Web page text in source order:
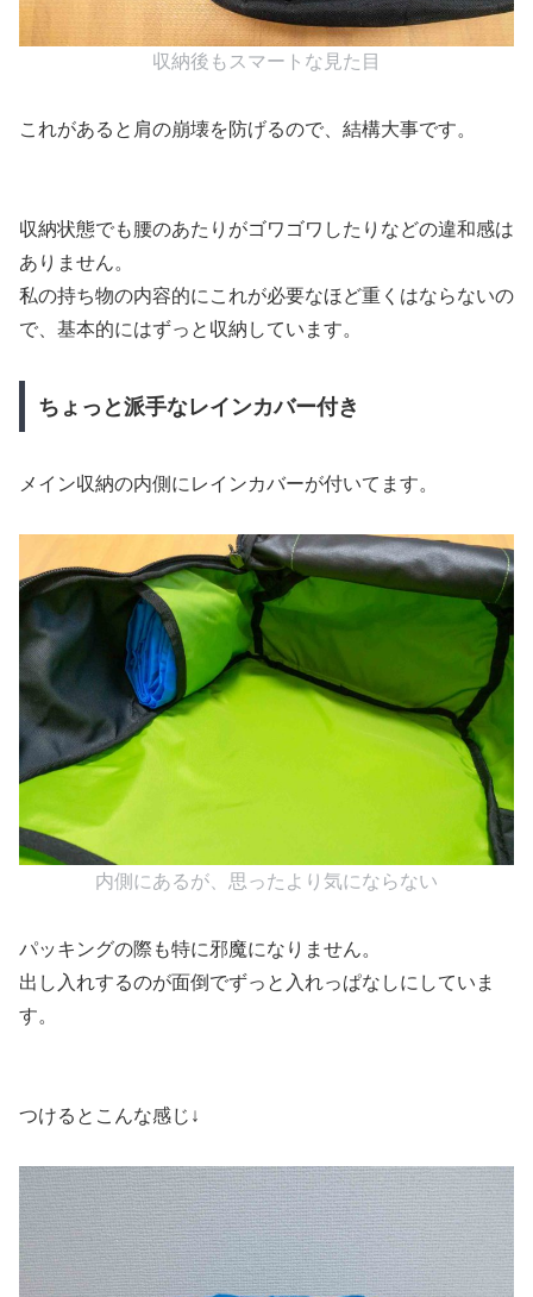
収納後もスマートな見た目
これがあると肩の崩壊を防げるので、結構大事です。
収納状態でも腰のあたりがゴワゴワしたりなどの違和感は
ありません。
私の持ち物の内容的にこれが必要なほど重くはならないの
で、基本的にはずっと収納しています。
ちょっと派手なレインカバー付き
メイン収納の内側にレインカバーが付いてます。
内側にあるが、思ったより気にならない
パッキングの際も特に邪魔になりません。
出し入れするのが面倒でずっと入れっぱなしにしていま
す。
つけるとこんな感じ↓